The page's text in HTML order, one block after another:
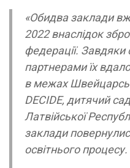
«Обидва заклади
2022 внаслідок
федерації. Завдяки
партнерами їх
в межах
DECIDE, дитячий
Латвійської
заклади
освітнього процесу.